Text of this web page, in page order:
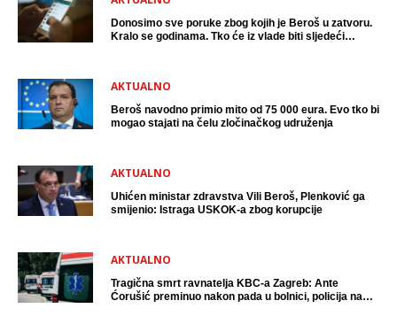
Donosimo sve poruke zbog kojih je Beroš u zatvoru.
Kralo se godinama. Tko će iz vlade biti sljedeći
AKTUALNO
Beroš navodno primio mito od 75 000 eura. Evo tko bi
mogao stajati na čelu zločinačkog udruženja
AKTUALNO
Uhićen ministar zdravstva Vili Beroš, Plenković ga
smijenio: Istraga USKOK-a zbog korupcije
AKTUALNO
Tragična smrt ravnatelja KBC-a Zagreb: Ante
Ćorušić preminuo nakon pada u bolnici, policija na